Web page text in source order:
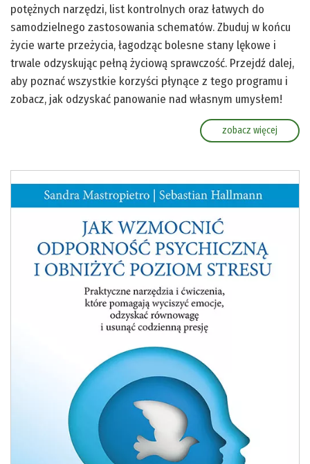
potężnych narzędzi, list kontrolnych oraz łatwych do
samodzielnego zastosowania schematów. Zbuduj w końcu
życie warte przeżycia, łagodząc bolesne stany lękowe i
trwale odzyskując pełną życiową sprawczość. Przejdź dalej,
aby poznać wszystkie korzyści płynące z tego programu i
zobacz, jak odzyskać panowanie nad własnym umysłem!
zobacz więcej